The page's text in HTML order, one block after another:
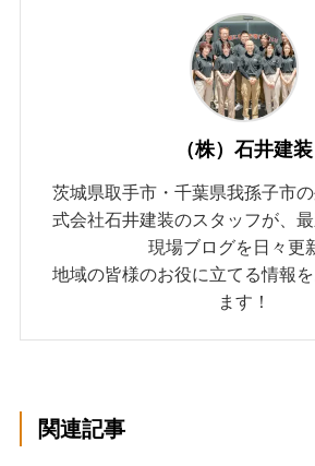
（株）石井建装
茨城県取手市・千葉県我孫子市
式会社石井建装のスタッフが、
現場ブログを日々更
地域の皆様のお役に立てる情報
ます！
関連記事